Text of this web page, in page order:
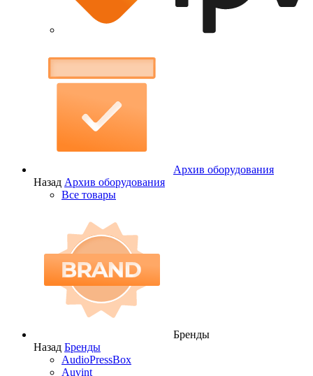
Архив оборудования
Назад Архив оборудования
Все товары
Бренды
Назад Бренды
AudioPressBox
Auvint